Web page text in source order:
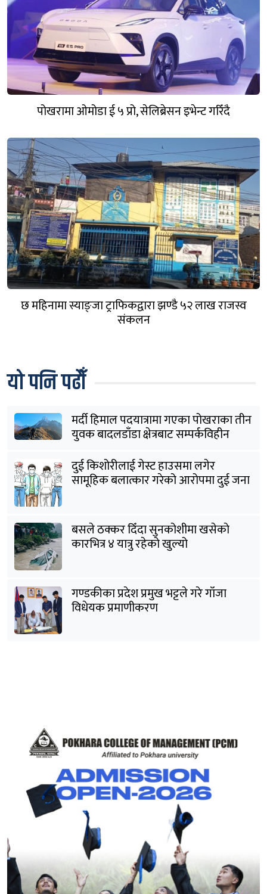
पोखरामा ओमोडा ई ५ प्रो, सेलिब्रेसन इभेन्ट गरिँदै
छ महिनामा स्याङ्जा ट्राफिकद्वारा झण्डै ५२ लाख राजस्व
संकलन
यो पनि पढौँ
मर्दी हिमाल पदयात्रामा गएका पोखराका तीन
युवक बादलडाँडा क्षेत्रबाट सम्पर्कविहीन
दुई किशोरीलाई गेस्ट हाउसमा लगेर
सामूहिक बलात्कार गरेको आरोपमा दुई जना
बसले ठक्कर दिँदा सुनकोशीमा खसेकाे
कारभित्र ४ यात्रु रहेको खुल्यो
गण्डकीका प्रदेश प्रमुख भट्टले गरे गाँजा
विधेयक प्रमाणीकरण